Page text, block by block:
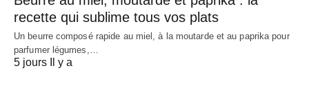
recette qui sublime tous vos plats
Un beurre composé rapide au miel, à la moutarde et au paprika pour
parfumer légumes,…
5 jours Il y a